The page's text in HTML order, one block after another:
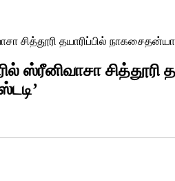
சித்தூரி தயாரிப்பில்
ஸ்ரீனிவாசா சித்தூரி